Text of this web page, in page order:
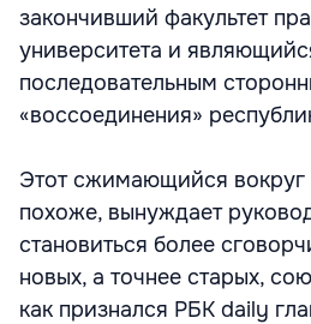
закончивший факультет
университета и
последовательным
«воссоединения»
Этот сжимающийся вокруг
похоже, вынуждает
становиться более
новых, а точнее старых,
как признался РБК daily